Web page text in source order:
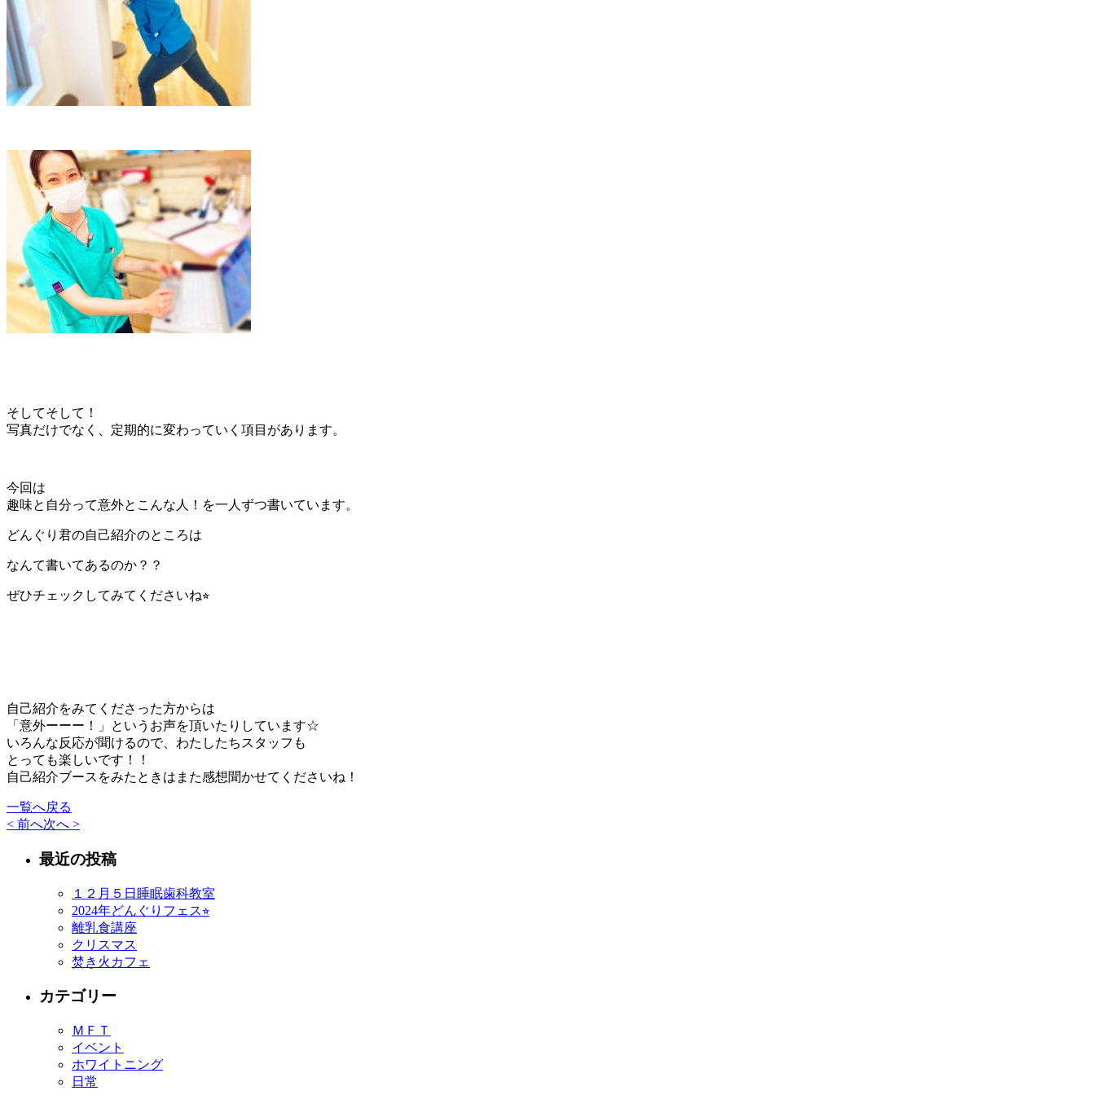
そしてそして！
写真だけでなく、定期的に変わっていく項目があります。
今回は
趣味と自分って意外とこんな人！を一人ずつ書いています。
どんぐり君の自己紹介のところは
なんて書いてあるのか？？
ぜひチェックしてみてくださいね⭐︎
自己紹介をみてくださった方からは
「意外ーーー！」というお声を頂いたりしています☆
いろんな反応が聞けるので、わたしたちスタッフも
とっても楽しいです！！
自己紹介ブースをみたときはまた感想聞かせてくださいね！
一覧へ戻る
< 前へ次へ >
最近の投稿
１２月５日睡眠歯科教室
2024年どんぐりフェス⭐︎
離乳食講座
クリスマス
焚き火カフェ
カテゴリー
ＭＦＴ
イベント
ホワイトニング
日常